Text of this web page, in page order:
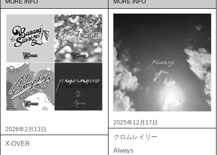
MORE INFO MORE INFO
2026年2月13日
X-OVER
2025年12月17日
クロムレイリー
Always